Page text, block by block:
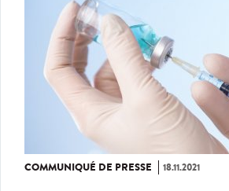
COMMUNIQUÉ DE PRESSE 18.11.2021